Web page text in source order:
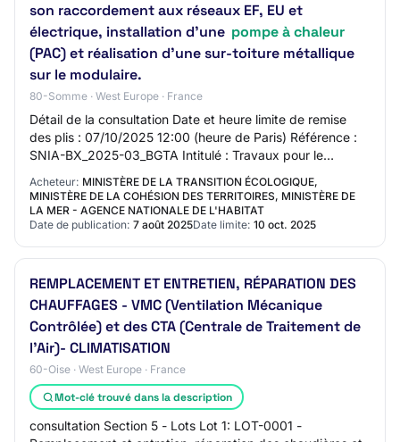
son raccordement aux réseaux EF, EU et
électrique, installation d’une pompe à chaleur
(PAC) et réalisation d’une sur-toiture métallique
sur le modulaire.
80-Somme · West Europe · France
Détail de la consultation Date et heure limite de remise
des plis : 07/10/2025 12:00 (heure de Paris) Référence :
SNIA-BX_2025-03_BGTA Intitulé : Travaux pour le
réaménagement du modulaire du chenil…
Acheteur: MINISTÈRE DE LA TRANSITION ÉCOLOGIQUE,
MINISTÈRE DE LA COHÉSION DES TERRITOIRES, MINISTÈRE DE
LA MER - AGENCE NATIONALE DE L'HABITAT
Date de publication: 7 août 2025Date limite: 10 oct. 2025
REMPLACEMENT ET ENTRETIEN, RÉPARATION DES
CHAUFFAGES - VMC (Ventilation Mécanique
Contrôlée) et des CTA (Centrale de Traitement de
l'Air)- CLIMATISATION
60-Oise · West Europe · France
Mot-clé trouvé dans la description
consultation Section 5 - Lots Lot 1: LOT-0001 -